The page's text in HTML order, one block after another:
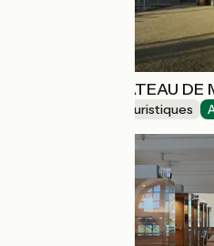
MUSEE DU CHATEAU DE
Musées et sites touristiques